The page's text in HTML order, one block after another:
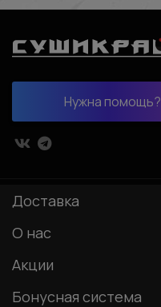
Нужна помощь?
Доставка
О нас
Акции
Бонусная система